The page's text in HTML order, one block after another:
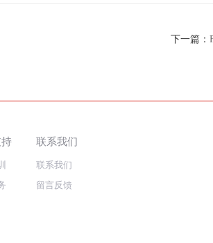
下一篇：
联系我们
联系我们
留言反馈